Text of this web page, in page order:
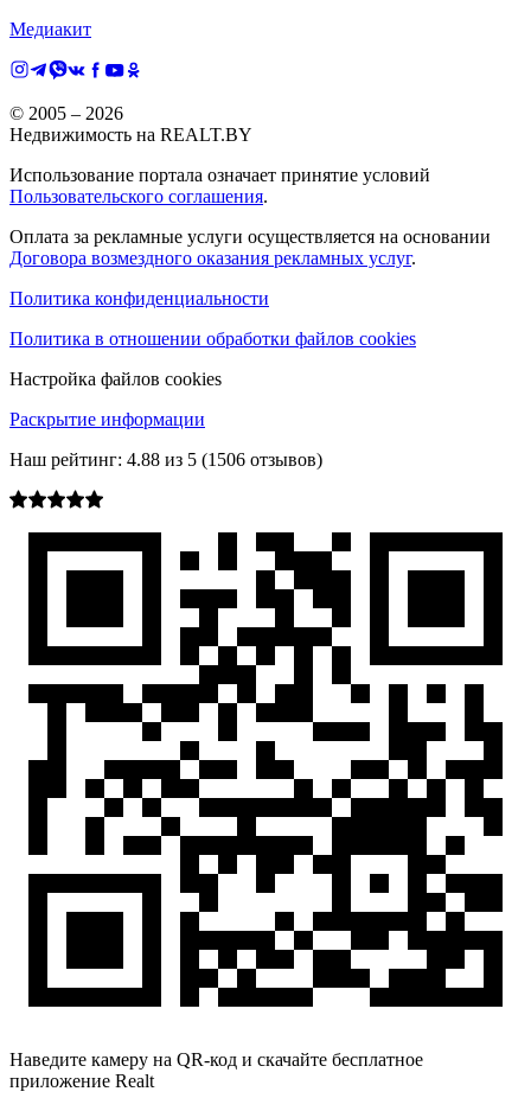
Медиакит
© 2005 – 2026
Недвижимость на REALT.BY
Использование портала означает принятие условий
Пользовательского соглашения.
Оплата за рекламные услуги осуществляется на основании
Договора возмездного оказания рекламных услуг.
Политика конфиденциальности
Политика в отношении обработки файлов cookies
Настройка файлов cookies
Раскрытие информации
Наш рейтинг: 4.88 из 5 (1506 отзывов)
Наведите камеру на QR-код и скачайте бесплатное
приложение Realt